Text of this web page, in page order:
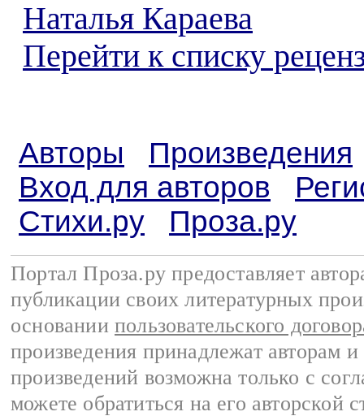
Наталья Караева
Перейти к списку
Авторы
Произведения
Вход для авторов
Стихи.ру
Проза.ру
Портал Проза.ру предоставляет
публикации своих литературных
основании пользовательского
произведения принадлежат авторам
произведений возможна только с
можете обратиться на его авторской